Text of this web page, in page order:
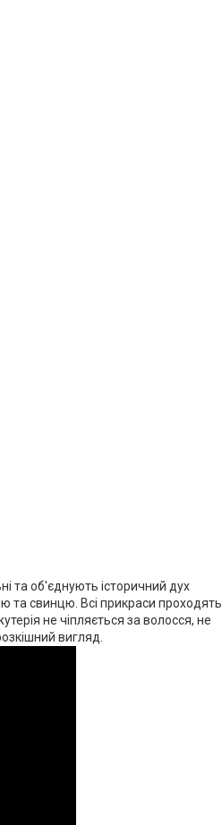
та об'єднують історичний дух
та свинцю. Всі прикраси проходять
не чіпляється за волосся, не
вигляд.